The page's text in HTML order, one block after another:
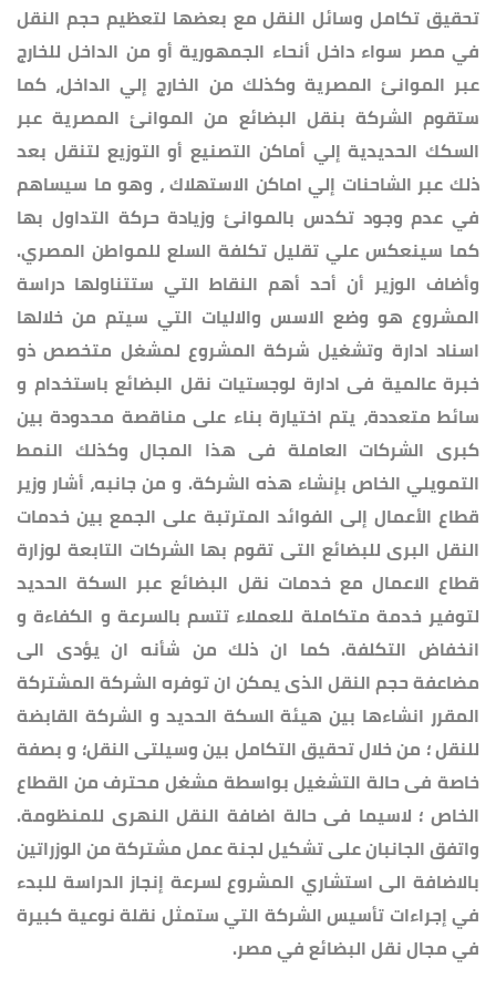
تحقيق تكامل وسائل النقل مع بعضها لتعظيم حجم النقل
في مصر سواء داخل أنحاء الجمهورية أو من الداخل للخارج
عبر الموانئ المصرية وكذلك من الخارج إلي الداخل، كما
ستقوم الشركة بنقل البضائع من الموانئ المصرية عبر
السكك الحديدية إلي أماكن التصنيع أو التوزيع لتنقل بعد
ذلك عبر الشاحنات إلي اماكن الاستهلاك ، وهو ما سيساهم
في عدم وجود تكدس بالموانئ وزيادة حركة التداول بها
كما سينعكس علي تقليل تكلفة السلع للمواطن المصري.
وأضاف الوزير أن أحد أهم النقاط التي ستتناولها دراسة
المشروع هو وضع الاسس والاليات التي سيتم من خلالها
اسناد ادارة وتشغيل شركة المشروع لمشغل متخصص ذو
خبرة عالمية فى ادارة لوجستيات نقل البضائع باستخدام و
سائط متعددة، يتم اختيارة بناء على مناقصة محدودة بين
كبرى الشركات العاملة فى هذا المجال وكذلك النمط
التمويلي الخاص بإنشاء هذه الشركة. و من جانبه، أشار وزير
قطاع الأعمال إلى الفوائد المترتبة على الجمع بين خدمات
النقل البرى للبضائع التى تقوم بها الشركات التابعة لوزارة
قطاع الاعمال مع خدمات نقل البضائع عبر السكة الحديد
لتوفير خدمة متكاملة للعملاء تتسم بالسرعة و الكفاءة و
انخفاض التكلفة. كما ان ذلك من شأنه ان يؤدى الى
مضاعفة حجم النقل الذى يمكن ان توفره الشركة المشتركة
المقرر انشاءها بين هيئة السكة الحديد و الشركة القابضة
للنقل ؛ من خلال تحقيق التكامل بين وسيلتى النقل؛ و بصفة
خاصة فى حالة التشغيل بواسطة مشغل محترف من القطاع
الخاص ؛ لاسيما فى حالة اضافة النقل النهرى للمنظومة.
واتفق الجانبان على تشكيل لجنة عمل مشتركة من الوزراتين
بالاضافة الى استشاري المشروع لسرعة إنجاز الدراسة للبدء
في إجراءات تأسيس الشركة التي ستمثل نقلة نوعية كبيرة
في مجال نقل البضائع في مصر.